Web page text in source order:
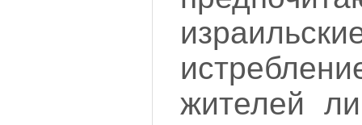
жителей